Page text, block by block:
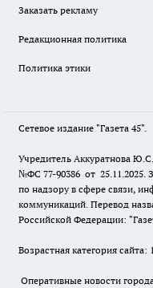
Заказать рекламу
Редакционная политика
Политика этики
Сетевое издание "Газета 45".
Учредитель Аккуратнова
№ФС 77-90386 от 25.11.2025.
по надзору в сфере связи,
коммуникаций. Перевод
Российской Федерации:
Возрастная категория сайта:
Оперативные новости